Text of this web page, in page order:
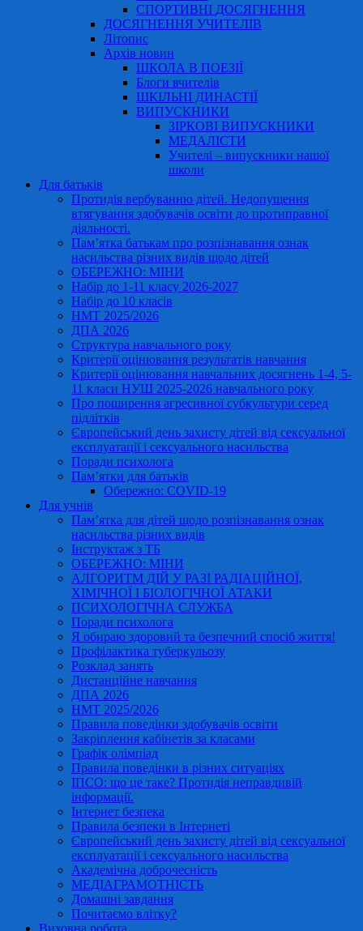
СПОРТИВНІ ДОСЯГНЕННЯ
ДОСЯГНЕННЯ УЧИТЕЛІВ
Літопис
Архів новин
ШКОЛА В ПОЕЗІЇ
Блоги вчителів
ШКІЛЬНІ ДИНАСТІЇ
ВИПУСКНИКИ
ЗІРКОВІ ВИПУСКНИКИ
МЕДАЛІСТИ
Учителі – випускники нашої
школи
Для батьків
Протидія вербуванню дітей. Недопущення
втягування здобувачів освіти до протиправної
діяльності.
Пам’ятка батькам про розпізнавання ознак
насильства різних видів щодо дітей
ОБЕРЕЖНО: МІНИ
Набір до 1-11 класу 2026-2027
Набір до 10 класів
НМТ 2025/2026
ДПА 2026
Структура навчального року
Критерії оцінювання результатів навчання
Критерії оцінювання навчальних досягнень 1-4, 5-
11 класи НУШ 2025-2026 навчального року
Про поширення агресивної субкультури серед
підлітків
Європейський день захисту дітей від сексуальної
експлуатації і сексуального насильства
Поради психолога
Пам’ятки для батьків
Обережно: COVID-19
Для учнів
Пам’ятка для дітей щодо розпізнавання ознак
насильства різних видів
Інструктаж з ТБ
ОБЕРЕЖНО: МІНИ
АЛГОРИТМ ДІЙ У РАЗІ РАДІАЦІЙНОЇ,
ХІМІЧНОЇ І БІОЛОГІЧНОЇ АТАКИ
ПСИХОЛОГІЧНА СЛУЖБА
Поради психолога
Я обираю здоровий та безпечний спосіб життя!
Профілактика туберкульозу
Розклад занять
Дистанційне навчання
ДПА 2026
НМТ 2025/2026
Правила поведінки здобувачів освіти
Закріплення кабінетів за класами
Графік олімпіад
Правила поведінки в різних ситуаціях
ІПСО: що це таке? Протидія неправдивій
інформації.
Інтернет безпека
Правила безпеки в Інтернеті
Європейський день захисту дітей від сексуальної
експлуатації і сексуального насильства
Академічна доброчесність
МЕДІАГРАМОТНІСТЬ
Домашні завдання
Почитаємо влітку?
Виховна робота